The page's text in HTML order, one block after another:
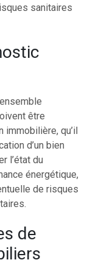
sanitaires
être
qu’il
d’un bien
l’état du
énergétique,
de risques
de